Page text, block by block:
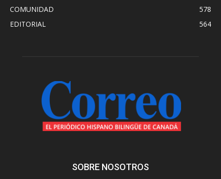
COMUNIDAD
578
EDITORIAL
564
SOBRE NOSOTROS